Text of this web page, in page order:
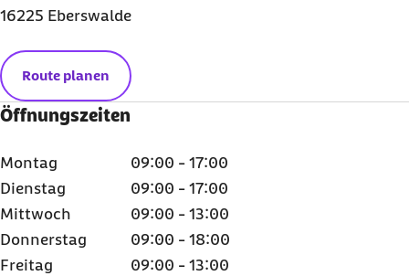
16225 Eberswalde
Route planen
Öffnungszeiten
Montag
09:00 - 17:00
Dienstag
09:00 - 17:00
Mittwoch
09:00 - 13:00
Donnerstag
09:00 - 18:00
Freitag
09:00 - 13:00